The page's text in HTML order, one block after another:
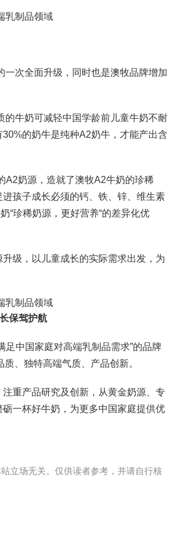
次全面升级，同时也是澳牧品牌增加
牛奶可减轻中国学龄前儿童牛奶不耐
的奶牛是纯种A2奶牛，才能产出含
A2奶源，造就了澳牧A2牛奶的珍稀
孩子成长必须的钙、铁、锌、维生素
“珍稀奶源，更好营养“的差异化优
级，以儿童成长的实际需求出发，为
保驾护航
中国家庭对高端乳制品需求”的品牌
、独特高端气质、产品创新。
重产品研究及创新，从黄金奶源、专
一杯好牛奶，为更多中国家庭提供优
立场无关。仅供读者参考，并请自行核